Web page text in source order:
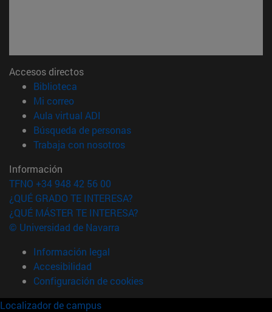
Accesos directos
Biblioteca
Mi correo(abre en nueva ventana)
Aula virtual ADI
Búsqueda de personas(abre en nueva ventana)
Trabaja con nosotros(abre en nueva ventana)
Información
TFNO +34 948 42 56 00
¿QUÉ GRADO TE INTERESA?
¿QUÉ MÁSTER TE INTERESA?
© Universidad de Navarra
Información legal
Accesibilidad
Configuración de cookies
Localizador de campus